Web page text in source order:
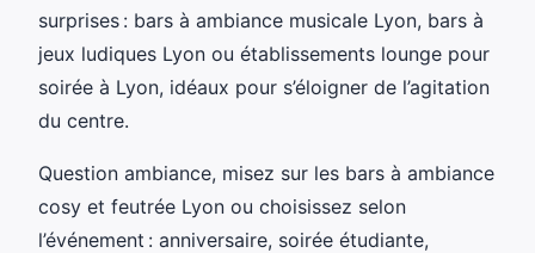
surprises : bars à ambiance musicale Lyon, bars à
jeux ludiques Lyon ou établissements lounge pour
soirée à Lyon, idéaux pour s’éloigner de l’agitation
du centre.
Question ambiance, misez sur les bars à ambiance
cosy et feutrée Lyon ou choisissez selon
l’événement : anniversaire, soirée étudiante,